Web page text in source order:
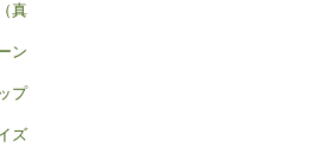
真
ン
プ
ズ